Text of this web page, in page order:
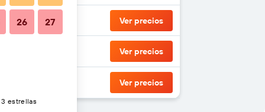
Ver precios
Ver precios
Ver precios
26 27
estrellas